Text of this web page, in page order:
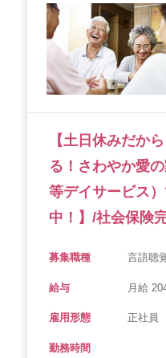
支店
会社概要 個人
お知らせ 採
【土日休みだか
る！さわやか愛
等デイサービス
中！】/社会保険
募集職種 言語聴
給与 月給
雇用形態 正社員
勤務時間